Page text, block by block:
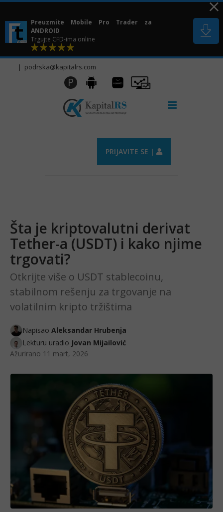
Skip
content
Preuzmite Mobile Pro Trader za
ANDROID
Trgujte CFD-ima online
| podrska@kapitalrs.com
P Android
Huawei
AppGallery
Pro
Trader
PRIJAVITE SE |
Šta je kriptovalutni derivat
Tether-a (USDT) i kako njime
trgovati?
Otkrijte više o USDT stablecoinu,
stabilnom rešenju za trgovanje na
volatilnim kripto tržištima
Napisao Aleksandar Hrubenja
Lekturu uradio Jovan Mijailović
Ažurirano 11 mart, 2026